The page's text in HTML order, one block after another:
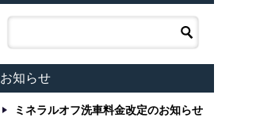
お知らせ
ミネラルオフ洗車料金改定のお知らせ